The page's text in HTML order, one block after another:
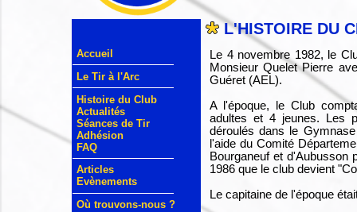
Accueil
Le Tir à l'Arc
Histoire du Club
Actualités
Séances de Tir
Adhésion
FAQ
Articles
Evènements
Où trouvons-nous ?
L'HISTOIRE DU
Le 4 novembre 1982, le
Monsieur Quelet Pierre
Guéret (AEL).
A l'époque, le Club
adultes et 4 jeunes. Les
déroulés dans le
l'aide du Comité
Bourganeuf et d'Aubusson
1986 que le club devient
Le capitaine de l'époque